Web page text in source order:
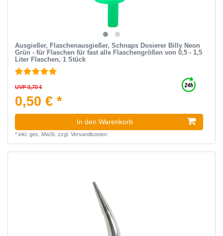
Ausgießer, Flaschenausgießer, Schnaps Dosierer Billy Neon
Grün - für Flaschen für fast alle Flaschengrößen von 0,5 - 1,5
Liter Flaschen, 1 Stück
UVP 0,70 €
0,50 € *
In den Warenkorb
* inkl. ges. MwSt. zzgl. Versandkosten